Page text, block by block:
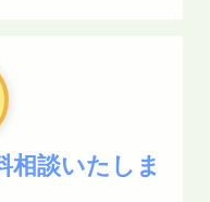
案します。
フォルダーにアクセス
えのスケジュールが間
相談いたしま